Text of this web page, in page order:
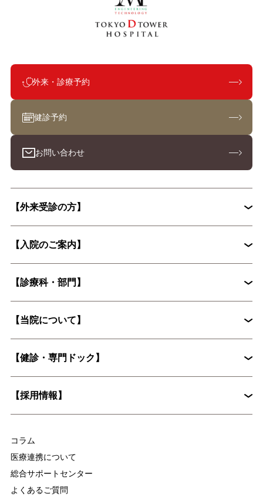
外来・診療予約
健診予約
お問い合わせ
【外来受診の方】
初診外来の流れ
【入院のご案内】
入院から退院までの流れ
【診療科・部門】
脳神経外科
【当院について】
院長挨拶
【健診・専門ドック】
【採用情報】
コラム
医療連携について
総合サポートセンター
よくあるご質問